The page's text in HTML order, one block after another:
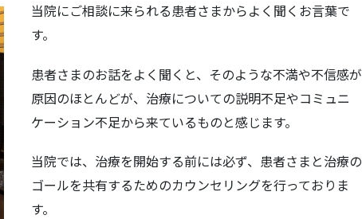
当院にご相談に来られる患者さまからよく聞くお言葉で
す。
患者さまのお話をよく聞くと、そのような不満や不信感が
原因のほとんどが、治療についての説明不足やコミュニ
ケーション不足から来ているものと感じます。
当院では、治療を開始する前には必ず、患者さまと治療の
ゴールを共有するためのカウンセリングを行っておりま
す。